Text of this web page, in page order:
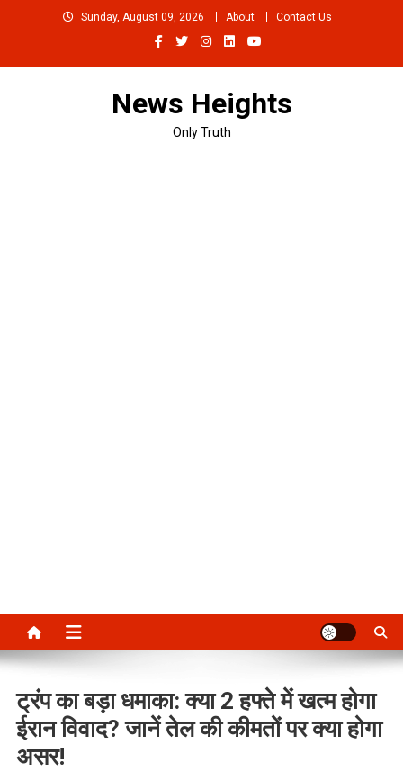
Sunday, August 09, 2026 About Contact Us
News Heights
Only Truth
ट्रंप का बड़ा धमाका: क्या 2 हफ्ते में खत्म होगा
ईरान विवाद? जानें तेल की कीमतों पर क्या होगा
असर!